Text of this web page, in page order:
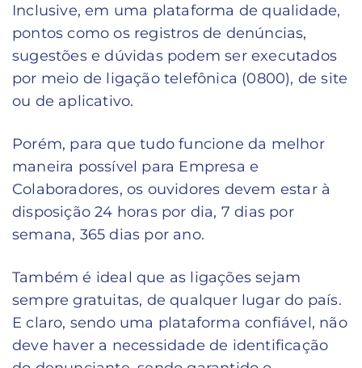
Inclusive, em uma plataforma de qualidade,
pontos como os registros de denúncias,
sugestões e dúvidas podem ser executados
por meio de ligação telefônica (0800), de site
ou de aplicativo.
Porém, para que tudo funcione da melhor
maneira possível para Empresa e
Colaboradores, os ouvidores devem estar à
disposição 24 horas por dia, 7 dias por
semana, 365 dias por ano.
Também é ideal que as ligações sejam
sempre gratuitas, de qualquer lugar do país.
E claro, sendo uma plataforma confiável, não
deve haver a necessidade de identificação